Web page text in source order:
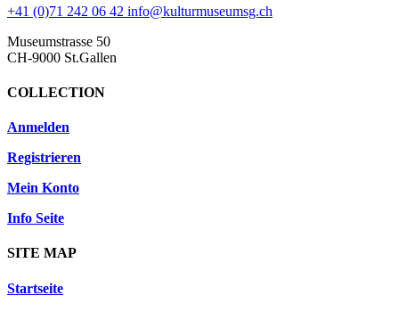
+41 (0)71 242 06 42 info@kulturmuseumsg.ch
Museumstrasse 50
CH-9000 St.Gallen
COLLECTION
Anmelden
Registrieren
Mein Konto
Info Seite
SITE MAP
Startseite